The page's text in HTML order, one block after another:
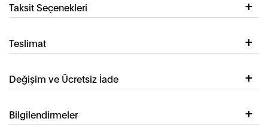
Taksit Seçenekleri
Teslimat
Değişim ve Ücretsiz İade
Bilgilendirmeler